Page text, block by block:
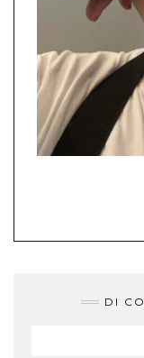
DI